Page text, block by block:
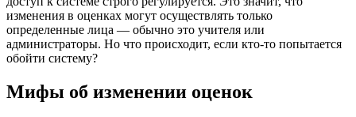
изменения в оценках могут осуществлять только
определенные лица — обычно это учителя или
администраторы. Но что происходит, если кто-то попытается
обойти систему?
Мифы об изменении оценок